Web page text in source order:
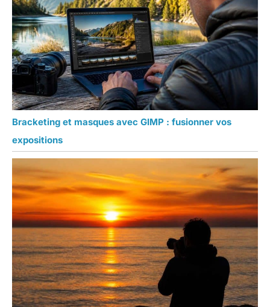
Bracketing et masques avec GIMP : fusionner vos
expositions